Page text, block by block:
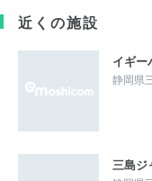
近くの施設
イギー
静岡県
三島ジ